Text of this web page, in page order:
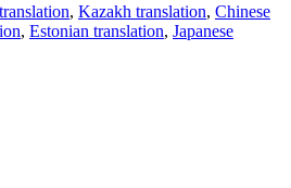
, Kazakh translation, Chinese
, Estonian translation, Japanese